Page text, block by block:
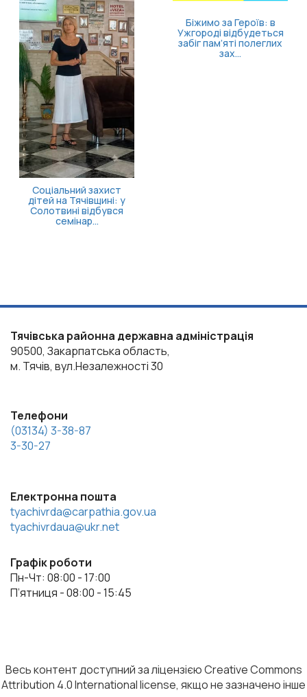
захист
у
відбувся
Біжимо за Героїв: в
Ужгороді відбудеться
забіг пам’яті полеглих
Тячівська районна державна адміністрація
90500, Закарпатська область,
м. Тячів, вул.Незалежності 30
Телефони
(03134) 3-38-87
3-30-27
Електронна пошта
tyachivrda@carpathia.gov.ua
tyachivrdaua@ukr.net
Графік роботи
Пн-Чт: 08:00 - 17:00
П’ятниця - 08:00 - 15:45
Весь контент доступний за ліцензією Creative Commons
Attribution 4.0 International license, якщо не зазначено інше